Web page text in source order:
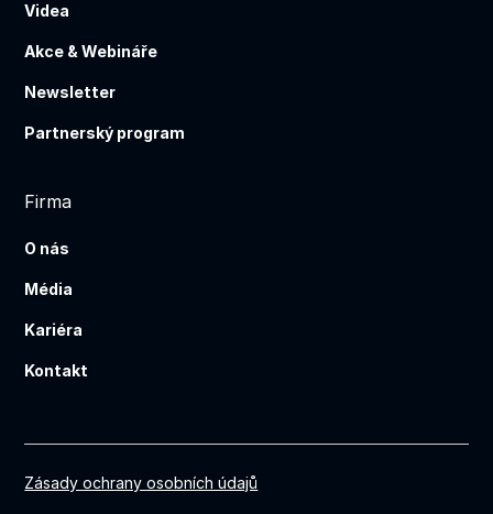
Videa
Akce & Webináře
Newsletter
Partnerský program
Firma
O nás
Média
Kariéra
Kontakt
Zásady ochrany osobních údajů